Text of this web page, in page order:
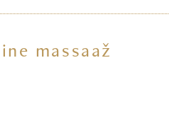
massaaž